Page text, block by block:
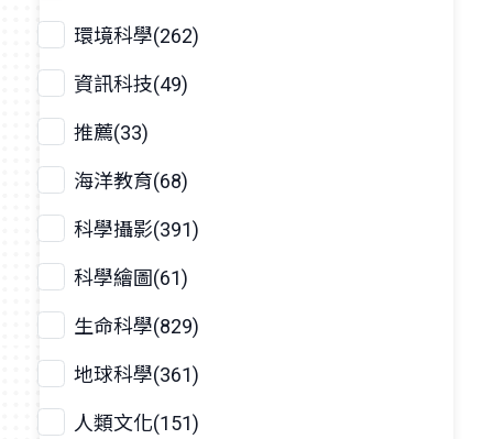
環境科學(262)
資訊科技(49)
推薦(33)
海洋教育(68)
科學攝影(391)
科學繪圖(61)
生命科學(829)
地球科學(361)
人類文化(151)